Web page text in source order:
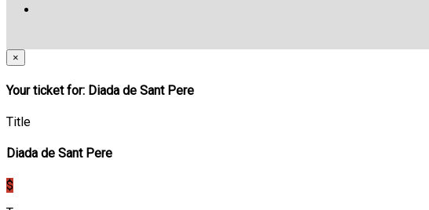
×
Your ticket for: Diada de Sant Pere
Title
Diada de Sant Pere
$